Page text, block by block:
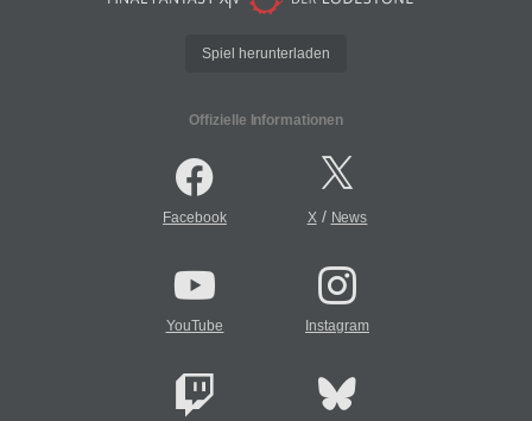
Spiel herunterladen
Offizielle Informationen
Facebook X/ News
YouTube Instagram